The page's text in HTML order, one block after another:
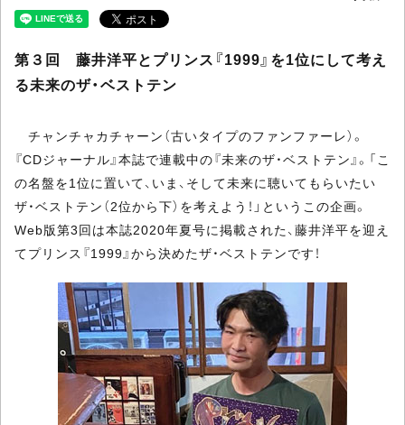
第３回 藤井洋平とプリンス『1999』を1位にして考え
る未来のザ・ベストテン
チャンチャカチャーン（古いタイプのファンファーレ）。
『CDジャーナル』本誌で連載中の『未来のザ・ベストテン』。「こ
の名盤を1位に置いて、いま、そして未来に聴いてもらいたい
ザ・ベストテン（2位から下）を考えよう！」というこの企画。
Web版第3回は本誌2020年夏号に掲載された、藤井洋平を迎え
てプリンス『1999』から決めたザ・ベストテンです！